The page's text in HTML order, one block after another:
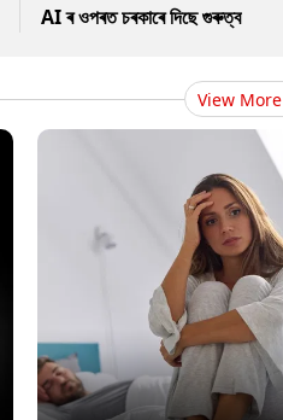
AI ৰ ওপৰত চৰকাৰে দিছে গুৰুত্ব
View More